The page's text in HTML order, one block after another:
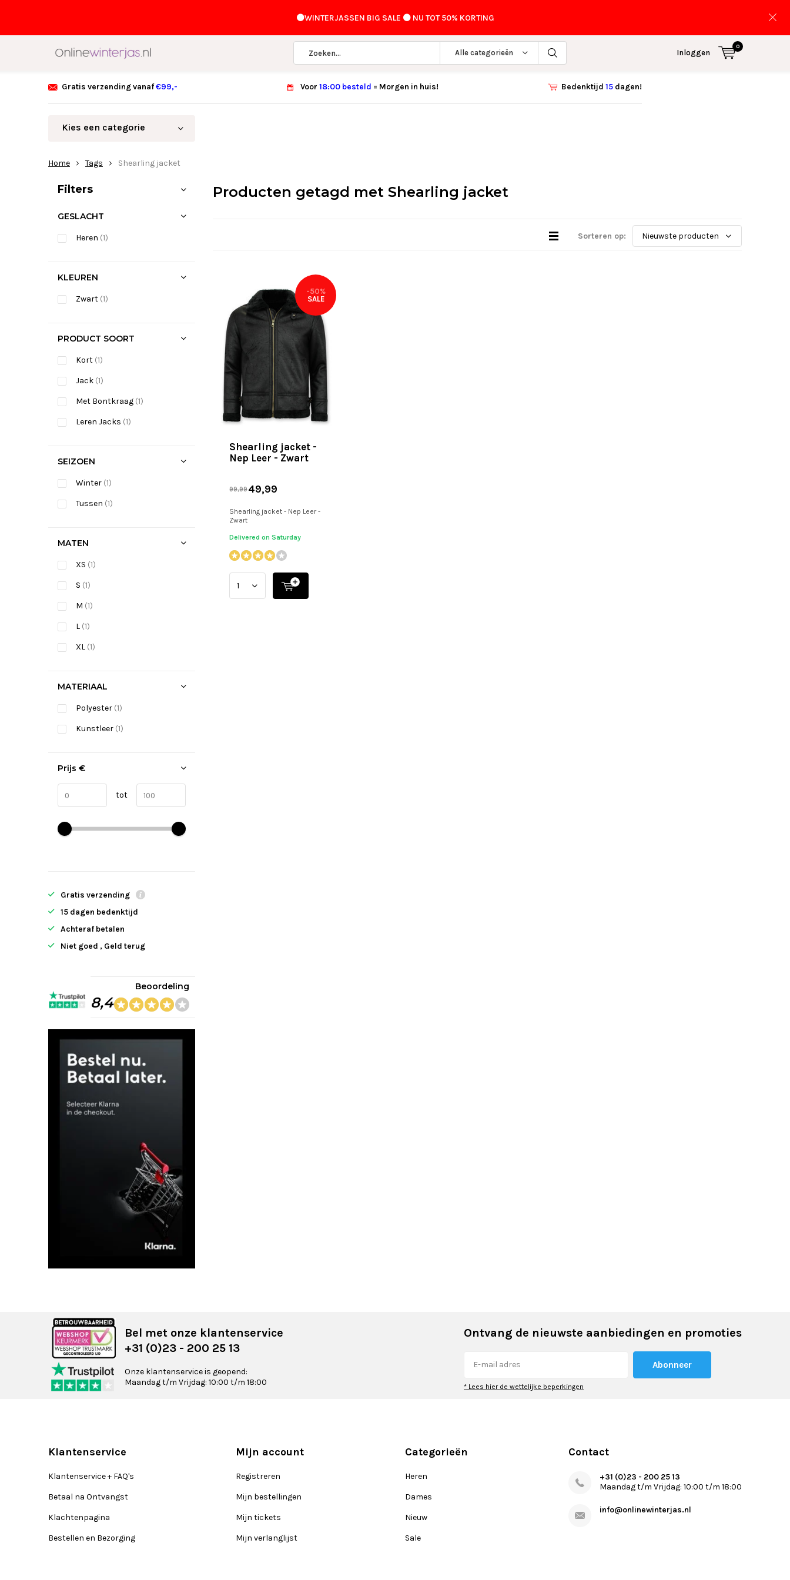
Alle categorieën Inloggen
0
⚫️WINTERJASSEN BIG SALE ⚫️ NU TOT 50% KORTING
Gratis verzending vanaf€99,- Voor 18:00 besteld = Morgen in huis! Bedenktijd 15 dagen!
Kies een categorie
Home Tags Shearling jacket
Producten getagd met Shearling jacket
Sorteren op:
Shearling jacket -
Nep Leer - Zwart
-50%
SALE
99,9949,99
Shearling jacket - Nep Leer -
Zwart
Delivered on Saturday
Sorteren op:
Filters
GESLACHT
Heren (1)
KLEUREN
Zwart (1)
PRODUCT SOORT
Kort (1)
Jack (1)
Met Bontkraag (1)
Leren Jacks (1)
SEIZOEN
Winter (1)
Tussen (1)
MATEN
XS (1)
S (1)
M (1)
L (1)
XL (1)
MATERIAAL
Polyester (1)
Kunstleer (1)
Prijs €
tot
Gratis verzending
15 dagen bedenktijd
Achteraf betalen
Niet goed , Geld terug
8,4
Beoordeling
Bel met onze klantenservice
+31 (0)23 - 200 25 13
Onze klantenservice is geopend:
Maandag t/m Vrijdag: 10:00 t/m 18:00
Ontvang de nieuwste aanbiedingen en promoties
Abonneer
* Lees hier de wettelijke beperkingen
Klantenservice
Klantenservice + FAQ's
Betaal na Ontvangst
Klachtenpagina
Bestellen en Bezorging
Mijn account
Registreren
Mijn bestellingen
Mijn tickets
Mijn verlanglijst
Categorieën
Heren
Dames
Nieuw
Sale
Contact
+31 (0)23 - 200 25 13
Maandag t/m Vrijdag: 10:00 t/m 18:00
info@onlinewinterjas.nl